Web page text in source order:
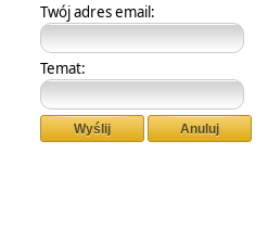
Twój adres email:
Temat:
Wyślij Anuluj